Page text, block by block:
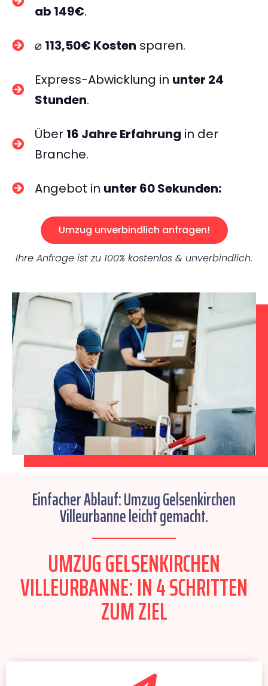
ab 149€.
⌀ 113,50€ Kosten sparen.
Express-Abwicklung in unter 24
Stunden.
Über 16 Jahre Erfahrung in der
Branche.
Angebot in unter 60 Sekunden:
Umzug unverbindlich anfragen!
Ihre Anfrage ist zu 100% kostenlos & unverbindlich.
Einfacher Ablauf: Umzug Gelsenkirchen
Villeurbanne leicht gemacht.
UMZUG GELSENKIRCHEN
VILLEURBANNE: IN 4 SCHRITTEN
ZUM ZIEL